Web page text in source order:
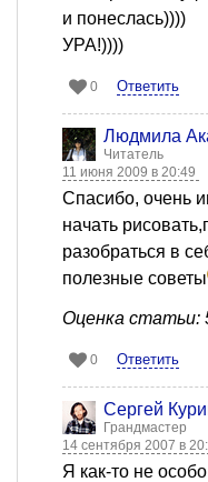
и понеслась))))
УРА!))))
0 Ответить
Людмила
Читатель
11 июня 2009 в 20:49
Спасибо, очень
начать
разобраться в
полезные советы
Оценка статьи:
0 Ответить
Сергей
Грандмастер
14 сентября 2007 в
Я как-то не